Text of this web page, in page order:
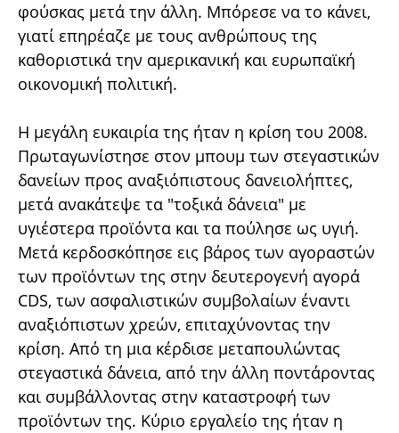
φούσκας μετά την άλλη. Μπόρεσε να το κάνει,
γιατί επηρέαζε με τους ανθρώπους της
καθοριστικά την αμερικανική και ευρωπαϊκή
οικονομική πολιτική.
Η μεγάλη ευκαιρία της ήταν η κρίση του 2008.
Πρωταγωνίστησε στον μπουμ των στεγαστικών
δανείων προς αναξιόπιστους δανειολήπτες,
μετά ανακάτεψε τα "τοξικά δάνεια" με
υγιέστερα προϊόντα και τα πούλησε ως υγιή.
Μετά κερδοσκόπησε εις βάρος των αγοραστών
των προϊόντων της στην δευτερογενή αγορά
CDS, των ασφαλιστικών συμβολαίων έναντι
αναξιόπιστων χρεών, επιταχύνοντας την
κρίση. Από τη μια κέρδισε μεταπουλώντας
στεγαστικά δάνεια, από την άλλη ποντάροντας
και συμβάλλοντας στην καταστροφή των
προϊόντων της. Κύριο εργαλείο της ήταν η